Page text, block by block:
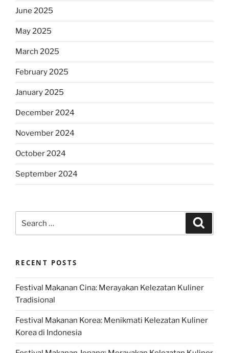
June 2025
May 2025
March 2025
February 2025
January 2025
December 2024
November 2024
October 2024
September 2024
for:
RECENT POSTS
Festival Makanan Cina: Merayakan Kelezatan Kuliner
Tradisional
Festival Makanan Korea: Menikmati Kelezatan Kuliner
Korea di Indonesia